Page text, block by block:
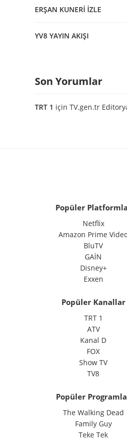
ERŞAN KUNERİ İZLE
YV8 YAYIN AKIŞI
Son Yorumlar
TRT 1 için TV.gen.tr
Popüler
Netflix
Amazon Prime
BluTV
GAİN
Disney+
Exxen
Popüler Kanallar
TRT 1
ATV
Kanal D
FOX
Show TV
TV8
Popüler
The Walking Dead
Family Guy
Teke Tek